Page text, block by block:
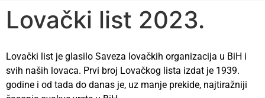
Lovački list 2023.
Lovački list je glasilo Saveza lovačkih organizacija u BiH i
svih naših lovaca. Prvi broj Lovačkog lista izdat je 1939.
godine i od tada do danas je, uz manje prekide, najtiražniji